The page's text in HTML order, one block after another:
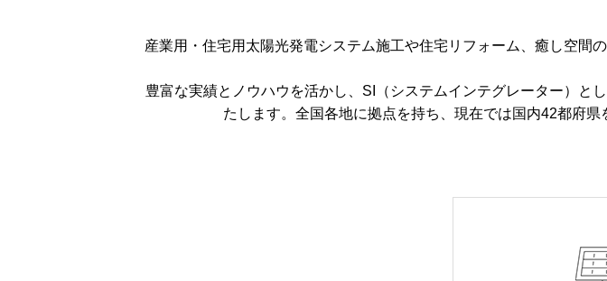
産業用・住宅用太陽光発電システム施工や住宅リフォーム、癒し空間
豊富な実績とノウハウを活かし、SI（システムインテグレーター）と
たします。全国各地に拠点を持ち、現在では国内42都府